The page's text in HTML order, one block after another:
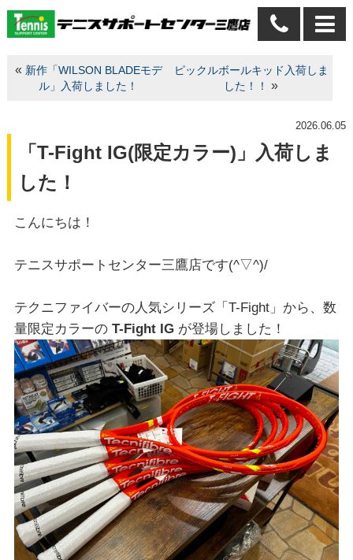
« 新作「WILSON BLADEモデ
ル」入荷しました！
ピックルボールキッド入荷しま
した！！
»
2026.06.05
「T-Fight IG(限定カラー)」入荷しま
した！
こんにちは！
テニスサポートセンター三鷹店です(^▽^)/
テクニファイバーの人気シリーズ「T-Fight」から、数
量限定カラーの T-Fight IGが登場しました！